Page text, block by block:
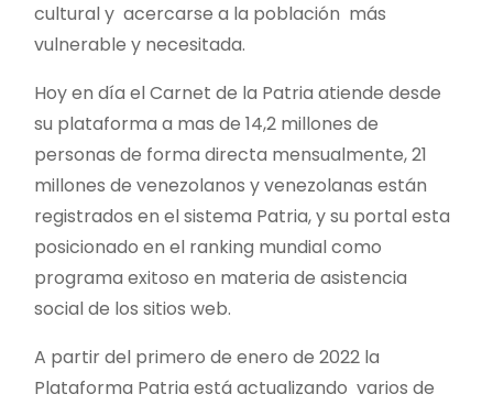
cultural y acercarse a la población más
vulnerable y necesitada.
Hoy en día el Carnet de la Patria atiende desde
su plataforma a mas de 14,2 millones de
personas de forma directa mensualmente, 21
millones de venezolanos y venezolanas están
registrados en el sistema Patria, y su portal esta
posicionado en el ranking mundial como
programa exitoso en materia de asistencia
social de los sitios web.
A partir del primero de enero de 2022 la
Plataforma Patria está actualizando varios de